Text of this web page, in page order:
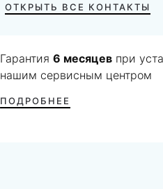
ОТКРЫТЬ ВСЕ КОНТАКТЫ
Гарантия6 месяцев при
нашим сервисным центром
ПОДРОБНЕЕ